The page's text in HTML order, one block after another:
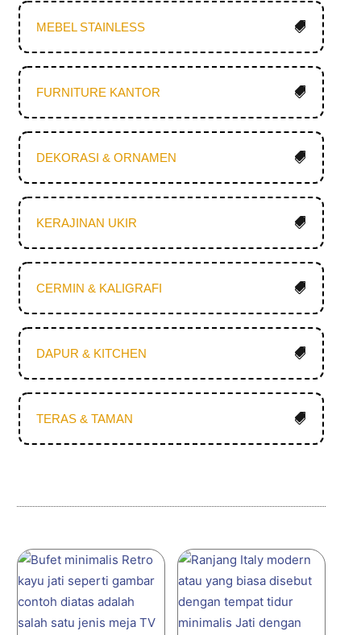
MEBEL STAINLESS
FURNITURE KANTOR
DEKORASI & ORNAMEN
KERAJINAN UKIR
CERMIN & KALIGRAFI
DAPUR & KITCHEN
TERAS & TAMAN